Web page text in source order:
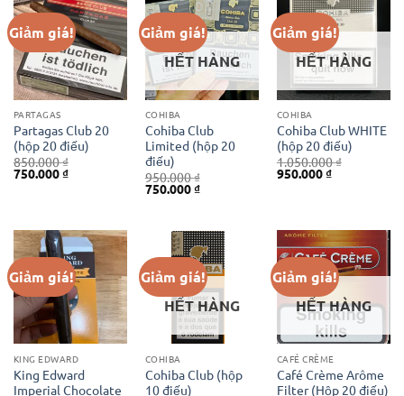
Giảm giá!
PARTAGAS
Partagas Club 20
(hộp 20 điếu)
850.000₫
Giá
750.000₫Giá
Giảm giá!
HẾT HÀNG
COHIBA
Cohiba Club
Limited (hộp 20
điếu)
950.000₫
Giá
750.000₫Giá
750.000 ₫.
Giảm giá!
HẾT HÀNG
COHIBA
Cohiba Club WHITE
(hộp 20 điếu)
1.050.000₫
Giá
950.000₫Giá
Giảm giá!
KING EDWARD
King Edward
Imperial Chocolate
Giảm giá!
HẾT HÀNG
COHIBA
Cohiba Club (hộp
10 điếu)
Giảm giá!
HẾT HÀNG
CAFÉ CRÈME
Café Crème Arôme
Filter (Hộp 20 điếu)